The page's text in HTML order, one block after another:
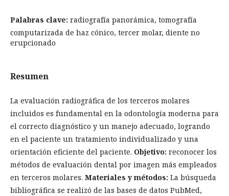
Palabras clave: radiografía panorámica, tomografía
computarizada de haz cónico, tercer molar, diente no
erupcionado
Resumen
La evaluación radiográfica de los terceros molares
incluidos es fundamental en la odontología moderna para
el correcto diagnóstico y un manejo adecuado, logrando
en el paciente un tratamiento individualizado y una
orientación eficiente del paciente. Objetivo: reconocer los
métodos de evaluación dental por imagen más empleados
en terceros molares. Materiales y métodos: La búsqueda
bibliográfica se realizó de las bases de datos PubMed,